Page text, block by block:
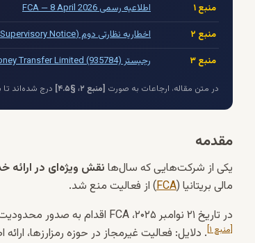
منبع ۱
اطلاعیه رسمی FCA — 8 April 2026
منبع ۲
اخطاریه نظارتی دوم (Second Supervisory Notice) — 6 March 2026
منبع ۳
رجیستر FCA — Bazar Money Transfer Limited (935784)
در متن مقاله، ارجاعات به صورت [منبع ۲، §۴.۵] درج شده‌اند
مقدمه
یکی از شرکت‌هایی که سال‌ها نقش ویژه‌ای در ارائه
مالی بریتانیا (FCA) از فعالیت منع شد.
در تاریخ ۲۱ نوامبر ۲۰۲۵، FCA اقدام به صدور محدودیت‌های فوری علیه شرکت
[منبع ۱] . دلایل: فعالیت غیرمجاز در حوزه رمزارزها،